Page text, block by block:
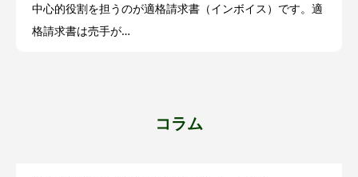
中心的役割を担うのが適格請求書（インボイス）です。適
格請求書は売手が
額等が追加されたデータや書類を適格請求書と呼びます。
コラム